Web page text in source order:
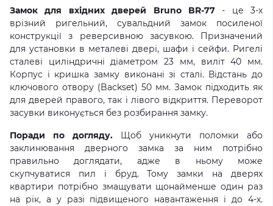
Замок для вхідних дверей Bruno BR-77- це 3-х
врізний ригельний, сувальдний замок посиленої
конструкції з реверсивною засувкою. Призначений
для установки в металеві двері, шафи і сейфи. Ригелі
сталеві циліндричні діаметром 23 мм, виліт 40 мм.
Корпус і кришка замку виконані зі сталі. Відстань до
ключового отвору (Backset) 50 мм. Замок підходить як
для дверей правого, так і лівого відкриття. Переворот
засувки виконується без розбирання замку.
Поради по догляду. Щоб уникнути поломки або
заклинювання дверного замка за ним потрібно
правильно доглядати, адже в ньому може
скупчуватися пил і бруд. Тому замки на дверях
квартири потрібно змащувати щонайменше один раз
на рік, а у разі підвищеного навантаження і до 4-х.